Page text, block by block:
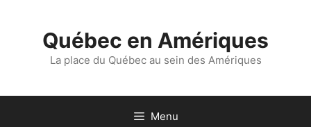
Québec en Amériques
La place du Québec au sein des Amériques
Menu